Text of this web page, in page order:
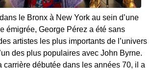
le Bronx à New York au sein d’une
émigrée, George Pérez a été sans
artistes les plus importants de l’univers
des plus populaires avec John Byrne.
carrière débutée dans les années 70, il a